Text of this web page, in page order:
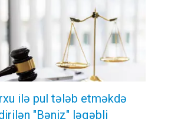
ilə pul tələb etməkdə
"Bəniz" ləqəbli